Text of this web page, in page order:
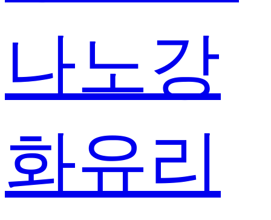
나노강
화유리